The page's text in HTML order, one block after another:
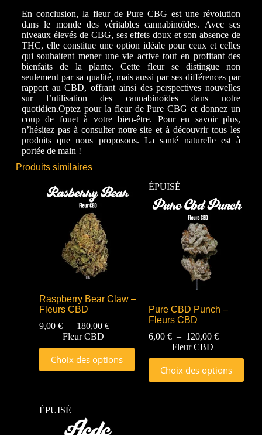
En conclusion, la fleur de Pure CBG est une révolution
dans le monde des véritables cannabinoïdes. Avec ses
niveaux élevés de CBG, ses effets doux et son absence de
THC, elle constitue une option idéale pour ceux et celles
qui souhaitent mener une vie active tout en profitant des
bienfaits de la plante. Cette fleur se distingue non
seulement par sa qualité, mais aussi par ses différences par
rapport au CBD, offrant ainsi des perspectives nouvelles
sur l’utilisation des cannabinoïdes dans notre
quotidien.Optez pour la fleur de Pure CBG et donnez un
coup de fouet à votre bien-être. Pour en savoir plus,
n’hésitez pas à consulter notre site et à découvrir tous les
produits que nous proposons. La santé naturelle est à
portée de main !
Produits similaires
Raspberry Bear Claw –
Fleurs CBD
9,00 € – 180,00 €
Fleur CBD
Choix des options
ÉPUISÉ
Pure CBD Punch –
Fleurs CBD
6,00 € – 120,00 €
Fleur CBD
Choix des options
ÉPUISÉ